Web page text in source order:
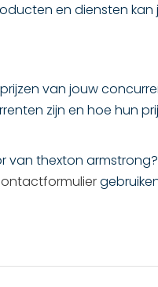
en diensten
van jouw
zijn en hoe hun
van thexton